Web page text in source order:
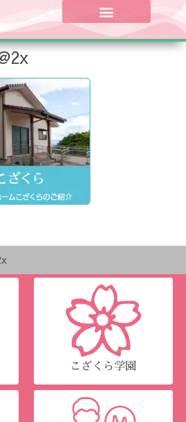
こざくら学園